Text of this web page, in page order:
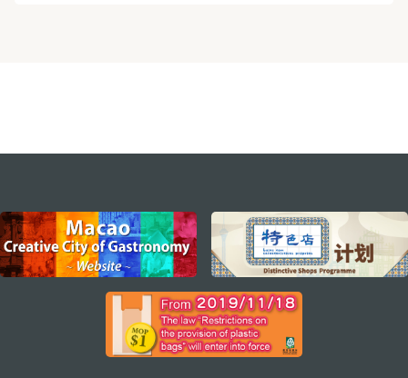
external links